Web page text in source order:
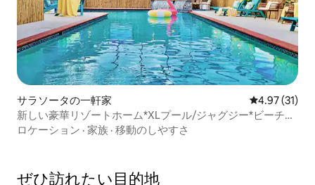
サラソータの一軒家 レビュー31
4.97 (31)
新しい豪華リゾートホーム*XLプール/ジャグジー*ビーチま
で1マイル
ロケーション · 家族 · 移動のしやすさ
ぜひ訪⁠れ⁠た⁠い目⁠的⁠地